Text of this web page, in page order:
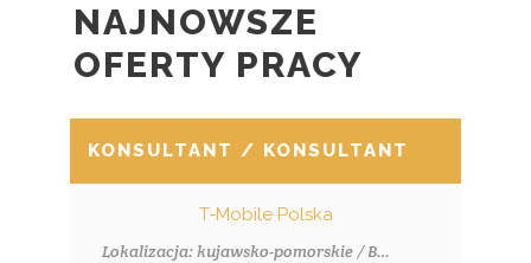
NAJNOWSZE
OFERTY PRACY
KONSULTANT / KONSULTANTKA W
T-Mobile Polska
Lokalizacja: kujawsko-pomorskie / Bydgoszcz, CH Focus